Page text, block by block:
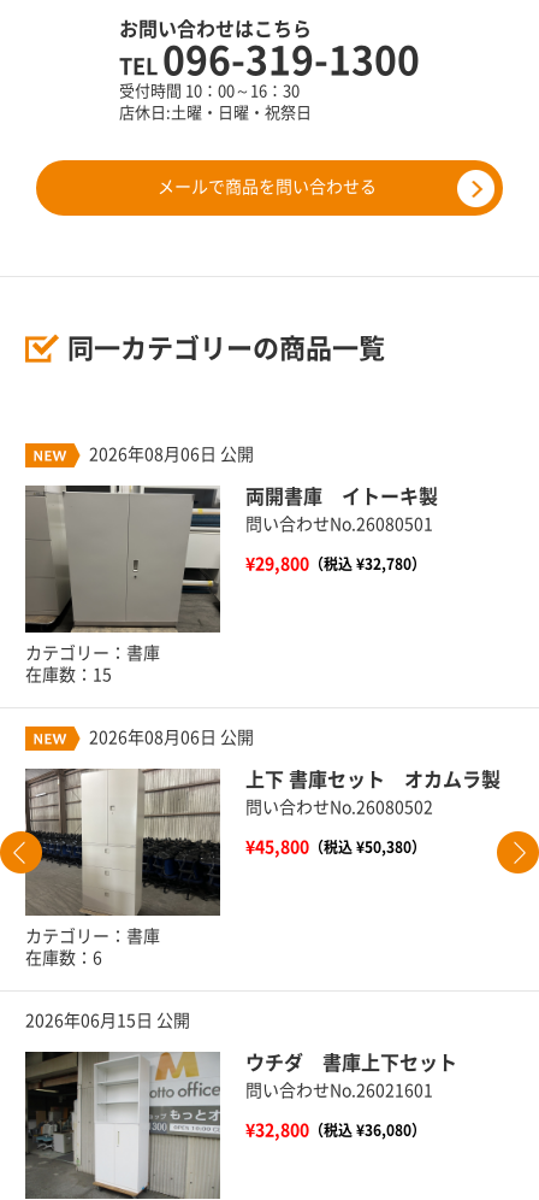
お問い合わせはこちら
TEL 096-319-1300
受付時間 10：00～16：30
店休日:土曜・日曜・祝祭日
メールで商品を問い合わせる
同一カテゴリーの商品一覧
2026年08月06日 公開
両開書庫 イトーキ製
問い合わせNo.26080501
¥29,800（税込 ¥32,780）
カテゴリー：書庫
在庫数：15
2026年08月06日 公開
上下 書庫セット オカムラ製
問い合わせNo.26080502
¥45,800（税込 ¥50,380）
カテゴリー：書庫
在庫数：6
2026年06月15日 公開
ウチダ 書庫上下セット
問い合わせNo.26021601
¥32,800（税込 ¥36,080）